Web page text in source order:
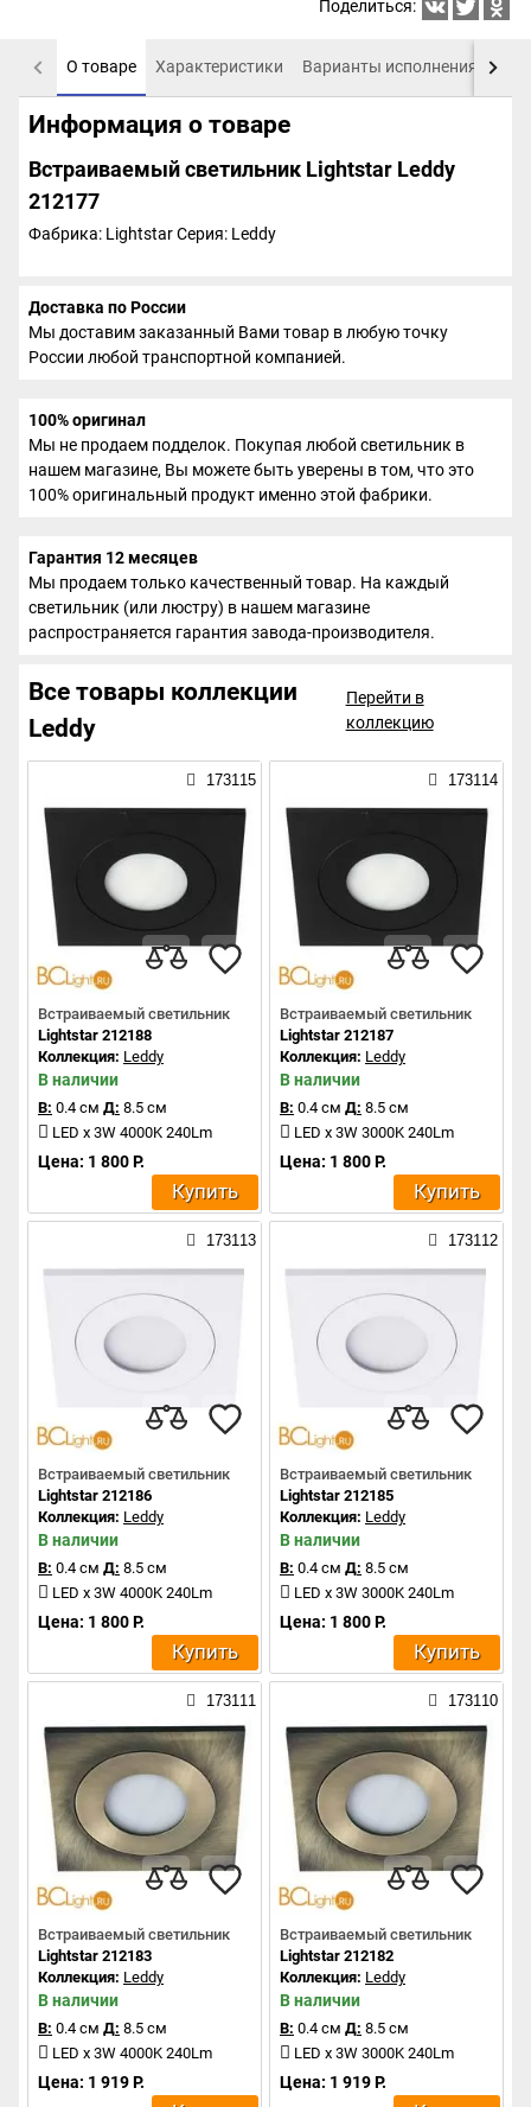
Поделиться:
О товаре Характеристики Варианты исполнения
Информация о товаре
Встраиваемый светильник Lightstar Leddy
212177
Фабрика: LightstarСерия: Leddy
Доставка по России
Мы доставим заказанный Вами товар в любую точку
России любой транспортной компанией.
100% оригинал
Мы не продаем подделок. Покупая любой светильник в
нашем магазине, Вы можете быть уверены в том, что это
100% оригинальный продукт именно этой фабрики.
Гарантия 12 месяцев
Мы продаем только качественный товар. На каждый
светильник (или люстру) в нашем магазине
распространяется гарантия завода-производителя.
Все товары коллекции
Leddy
Перейти в
коллекцию
173115
Встраиваемый светильник
Lightstar 212188
Коллекция: Leddy
В наличии
В: 0.4 см Д: 8.5 см
LED x 3W 4000K 240Lm
Цена: 1 800 Р.
Купить
173114
Встраиваемый светильник
Lightstar 212187
Коллекция: Leddy
В наличии
В: 0.4 см Д: 8.5 см
LED x 3W 3000K 240Lm
Цена: 1 800 Р.
Купить
173113
Встраиваемый светильник
Lightstar 212186
Коллекция: Leddy
В наличии
В: 0.4 см Д: 8.5 см
LED x 3W 4000K 240Lm
Цена: 1 800 Р.
Купить
173112
Встраиваемый светильник
Lightstar 212185
Коллекция: Leddy
В наличии
В: 0.4 см Д: 8.5 см
LED x 3W 3000K 240Lm
Цена: 1 800 Р.
Купить
173111
Встраиваемый светильник
Lightstar 212183
Коллекция: Leddy
В наличии
В: 0.4 см Д: 8.5 см
LED x 3W 4000K 240Lm
Цена: 1 919 Р.
173110
Встраиваемый светильник
Lightstar 212182
Коллекция: Leddy
В наличии
В: 0.4 см Д: 8.5 см
LED x 3W 3000K 240Lm
Цена: 1 919 Р.